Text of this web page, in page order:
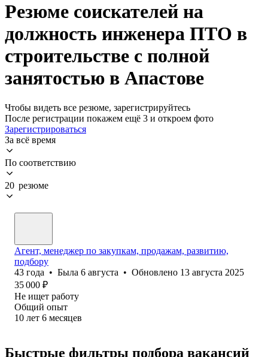
Резюме соискателей на
должность инженера ПТО в
строительстве с полной
занятостью в Апастове
Чтобы видеть все резюме, зарегистрируйтесь
После регистрации покажем ещё 3 и откроем фото
Зарегистрироваться
За всё время
По соответствию
20 резюме
Агент, менеджер по закупкам, продажам, развитию,
подбору
43 года • Была 6 августа • Обновлено 13 августа 2025
35 000 ₽
Не ищет работу
Общий опыт
10 лет 6 месяцев
Быстрые фильтры подбора вакансий